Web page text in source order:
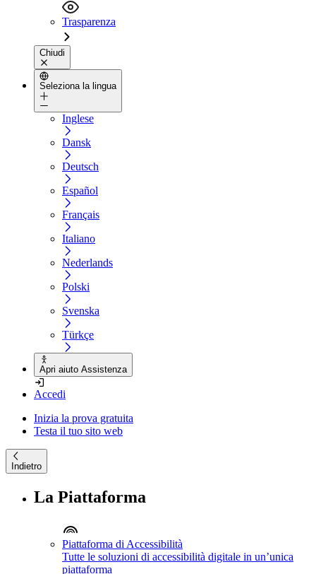
Trasparenza
Chiudi
Seleziona la lingua
Inglese
Dansk
Deutsch
Español
Français
Italiano
Nederlands
Polski
Svenska
Türkçe
Apri aiuto Assistenza
Accedi
Inizia la prova gratuita
Testa il tuo sito web
Indietro
La Piattaforma
Piattaforma di Accessibilità
Tutte le soluzioni di accessibilità digitale in un’unica
piattaforma